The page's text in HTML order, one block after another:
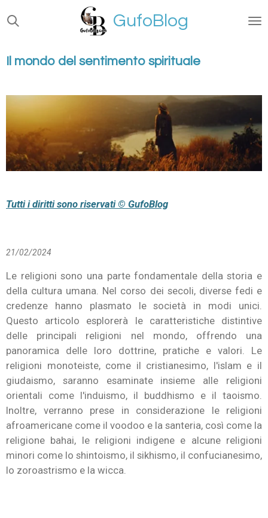
Vai
al
principale
GufoBlog
Il mondo del sentimento spirituale
Tutti i diritti sono riservati © GufoBlog
21/02/2024
Le religioni sono una parte fondamentale della storia e
della cultura umana. Nel corso dei secoli, diverse fedi e
credenze hanno plasmato le società in modi unici.
Questo articolo esplorerà le caratteristiche distintive
delle principali religioni nel mondo, offrendo una
panoramica delle loro dottrine, pratiche e valori. Le
religioni monoteiste, come il cristianesimo, l'islam e il
giudaismo, saranno esaminate insieme alle religioni
orientali come l'induismo, il buddhismo e il taoismo.
Inoltre, verranno prese in considerazione le religioni
afroamericane come il voodoo e la santeria, così come la
religione bahai, le religioni indigene e alcune religioni
minori come lo shintoismo, il sikhismo, il confucianesimo,
lo zoroastrismo e la wicca.